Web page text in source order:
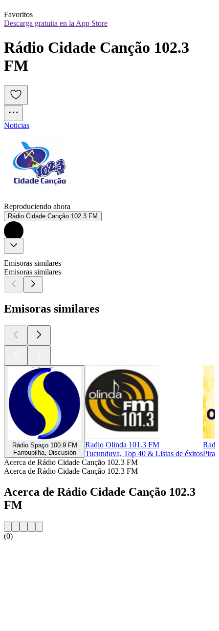
Favoritos
Descarga gratuita en la App Store
Rádio Cidade Canção 102.3
FM
Noticias
Reproduciendo ahora
Rádio Cidade Canção 102.3 FM
Emisoras similares
Emisoras similares
Emisoras similares
Rádio Spaço 100.9 FM
Farroupilha, Discusión
Radio Olinda 101.3 FM
Tucunduva, Top 40 & Listas de éxitos
Acerca de Rádio Cidade Canção 102.3 FM
Acerca de Rádio Cidade Canção 102.3 FM
Acerca de Rádio Cidade Canção 102.3
FM
(0)